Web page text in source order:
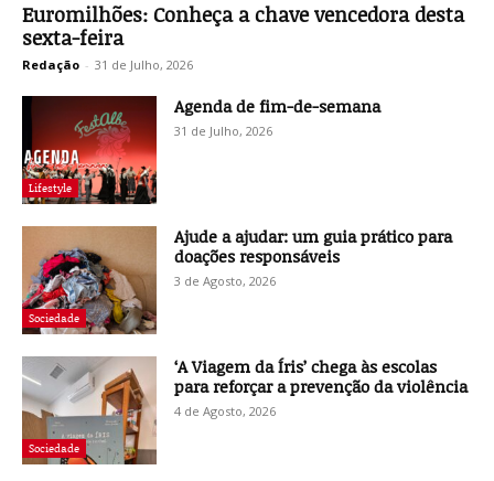
Euromilhões: Conheça a chave vencedora desta
sexta-feira
Redação - 31 de Julho, 2026
Lifestyle
Agenda de fim-de-semana
31 de Julho, 2026
Sociedade
Ajude a ajudar: um guia prático para
doações responsáveis
3 de Agosto, 2026
Sociedade
‘A Viagem da Íris’ chega às escolas
para reforçar a prevenção da violência
4 de Agosto, 2026